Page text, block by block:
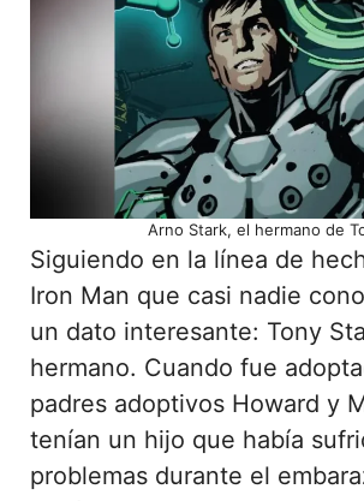
Arno Stark, el hermano de
Siguiendo en la línea de
Iron Man que casi nadie
un dato interesante: Tony
hermano. Cuando fue
padres adoptivos Howard y
tenían un hijo que había
problemas durante el